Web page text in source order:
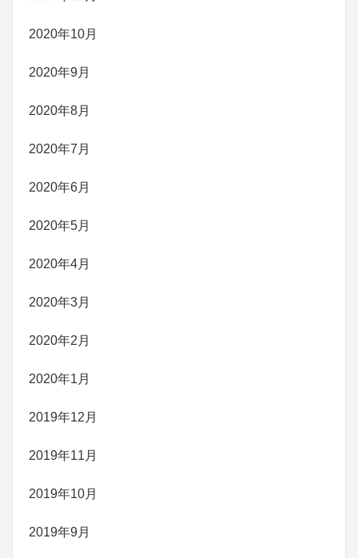
2020年10月
2020年9月
2020年8月
2020年7月
2020年6月
2020年5月
2020年4月
2020年3月
2020年2月
2020年1月
2019年12月
2019年11月
2019年10月
2019年9月